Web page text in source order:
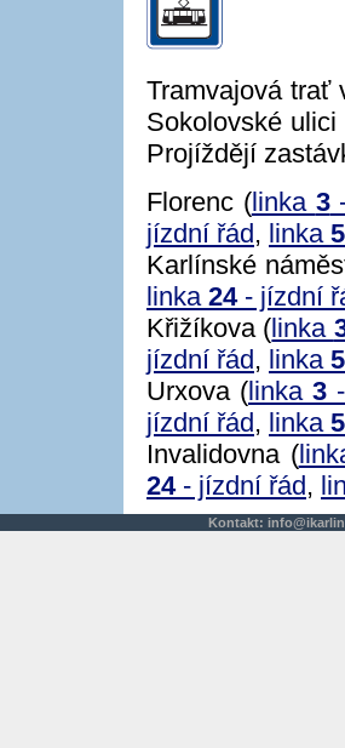
Tramvajová trať
Sokolovské
Projíždějí
Florenc (linka 3-
jízdní řád, linka
Karlínské
linka 24- jízdní
Křižíkova (linka
jízdní řád, linka
Urxova (linka 3
jízdní řád, linka
Invalidovna (
24- jízdní řád,
Kontakt: